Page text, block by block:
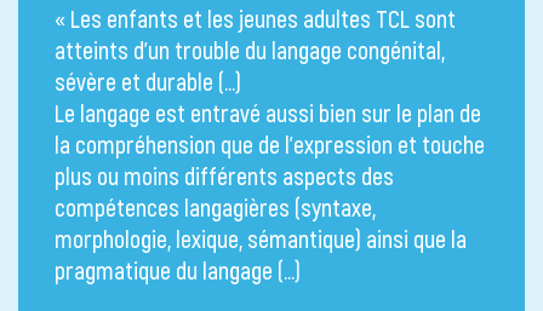
« Les enfants et les jeunes adultes TCL sont
atteints d’un trouble du langage congénital,
sévère et durable (…)
Le langage est entravé aussi bien sur le plan de
la compréhension que de l’expression et touche
plus ou moins différents aspects des
compétences langagières (syntaxe,
morphologie, lexique, sémantique) ainsi que la
pragmatique du langage (…)